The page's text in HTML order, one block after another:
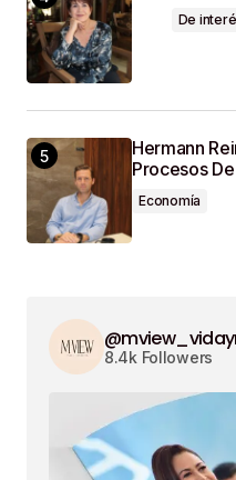
De
Hermann
Procesos
Economía
8.4k Followers